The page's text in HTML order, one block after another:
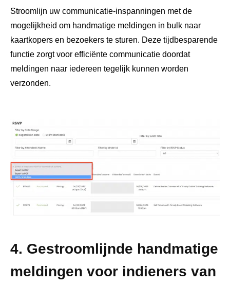
Stroomlijn uw communicatie-inspanningen met de
mogelijkheid om handmatige meldingen in bulk naar
kaartkopers en bezoekers te sturen. Deze tijdbesparende
functie zorgt voor efficiënte communicatie doordat
meldingen naar iedereen tegelijk kunnen worden
verzonden.
4. Gestroomlijnde handmatige
meldingen voor indieners van